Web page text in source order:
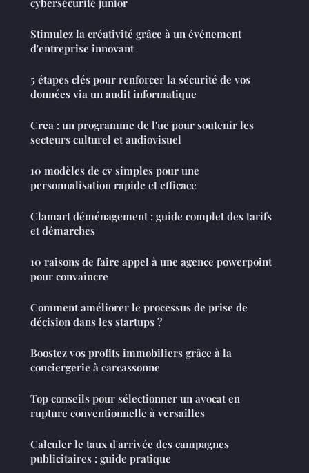
cybersécurité junior
Stimulez la créativité grâce à un événement
d'entreprise innovant
5 étapes clés pour renforcer la sécurité de vos
données via un audit informatique
Crea : un programme de l'ue pour soutenir les
secteurs culturel et audiovisuel
10 modèles de cv simples pour une
personnalisation rapide et efficace
Clamart déménagement : guide complet des tarifs
et démarches
10 raisons de faire appel à une agence powerpoint
pour convaincre
Comment améliorer le processus de prise de
décision dans les startups ?
Boostez vos profits immobiliers grâce à la
conciergerie à carcassonne
Top conseils pour sélectionner un avocat en
rupture conventionnelle à versailles
Calculer le taux d'arrivée des campagnes
publicitaires : guide pratique